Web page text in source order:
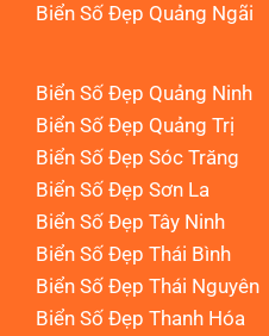
Biển Số Đẹp Quảng Ngãi
Biển Số Đẹp Quảng Ninh
Biển Số Đẹp Quảng Trị
Biển Số Đẹp Sóc Trăng
Biển Số Đẹp Sơn La
Biển Số Đẹp Tây Ninh
Biển Số Đẹp Thái Bình
Biển Số Đẹp Thái Nguyên
Biển Số Đẹp Thanh Hóa